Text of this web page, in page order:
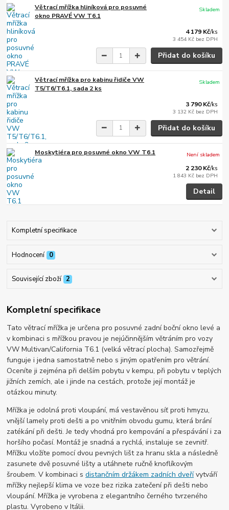
Větrací mřížka hliníková pro posuvné
okno PRAVÉ VW T6.1
4 179 Kč/ks
3 454 Kč bez DPH
Skladem
Přidat do košíku
Větrací mřížka pro kabinu řidiče VW
T5/T6/T6.1, sada 2 ks
3 790 Kč/ks
3 132 Kč bez DPH
Skladem
Přidat do košíku
Moskytiéra pro posuvné okno VW T6.1
2 230 Kč/ks
1 843 Kč bez DPH
Není skladem
Detail
Kompletní specifikace
Hodnocení 0
Související zboží 2
Kompletní specifikace
Tato větrací mřížka je určena pro posuvné zadní boční okno levé a
v kombinaci s mřížkou pravou je nejúčinnějším větráním pro vozy
VW Multivan/California T6.1 (velká větrací plocha). Samozřejmě
funguje i jedna samostatně nebo s jiným opatřením pro větrání.
Oceníte ji zejména při delším pobytu v kempu, při pobytu v teplých
jižních zemích, ale i jinde na cestách, protože její montáž je
otázkou minuty.
Mřížka je odolná proti vloupání, má vestavěnou síť proti hmyzu,
vnější lamely proti dešti a po vnitřním obvodu gumu, která brání
zatékání při dešti. Je tedy vhodná pro kempování a přespávání i za
horšího počasí. Montáž je snadná a rychlá, instaluje se zevnitř.
Mřížku vložíte pomocí dvou pevných lišt za hranu skla a následně
zasunete dvě posuvné lišty a utáhnete ručně knoflíkovým
šroubem. V kombinaci sdistančním držákem zadních dveřívytváří
mřížky nejlepší klima ve voze bez rizika zatečení při dešti nebo
vloupání. Mřížka je vyrobena z elegantního černého tvrzeného
plastu. Vyrobeno v Itálii.